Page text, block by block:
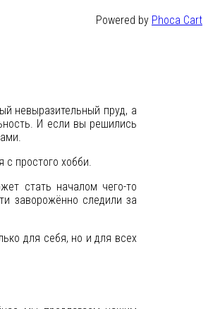
Powered by Phoca Cart
невыразительный пруд, а
И если вы решились
с простого хобби.
стать началом чего-то
заворожённо следили за
для себя, но и для всех